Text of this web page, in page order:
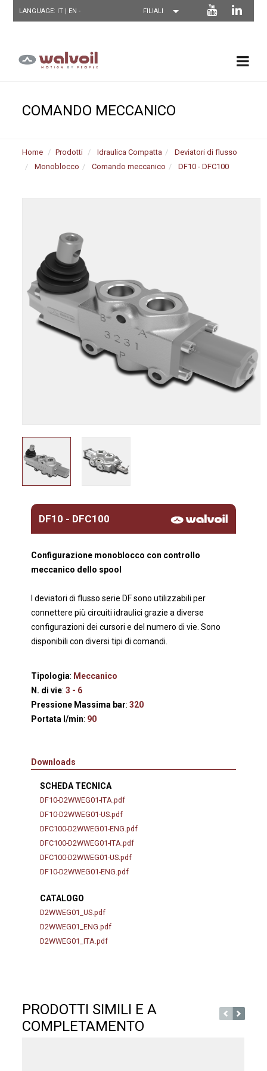
LANGUAGE: IT | EN-
COMANDO MECCANICO
Home Prodotti Idraulica Compatta
Deviatori di flusso
Monoblocco
Comando meccanico DF10 - DFC100
DF10 - DFC100
Configurazione monoblocco con controllo
meccanico dello spool
I deviatori di flusso serie DF sono utilizzabili per
connettere più circuiti idraulici grazie a diverse
configurazioni dei cursori e del numero di vie. Sono
disponibili con diversi tipi di comandi.
Tipologia: Meccanico
N. di vie:3 - 6
Pressione Massima bar:320
Portata l/min: 90
Downloads
SCHEDA TECNICA
DF10-D2WWEG01-ITA.pdf
DF10-D2WWEG01-US.pdf
DFC100-D2WWEG01-ENG.pdf
DFC100-D2WWEG01-ITA.pdf
DFC100-D2WWEG01-US.pdf
DF10-D2WWEG01-ENG.pdf
CATALOGO
D2WWEG01_US.pdf
D2WWEG01_ENG.pdf
D2WWEG01_ITA.pdf
PRODOTTI SIMILI E A
COMPLETAMENTO